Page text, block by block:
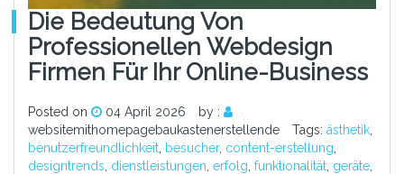
Die Bedeutung Von
Professionellen Webdesign
Firmen Für Ihr Online-Business
Posted on 04 April 2026
by :
websitemithomepagebaukastenerstellende
Tags: ästhetik,
benutzerfreundlichkeit, besucher, content-erstellung,
designtrends, dienstleistungen, erfolg, funktionalität, geräte,